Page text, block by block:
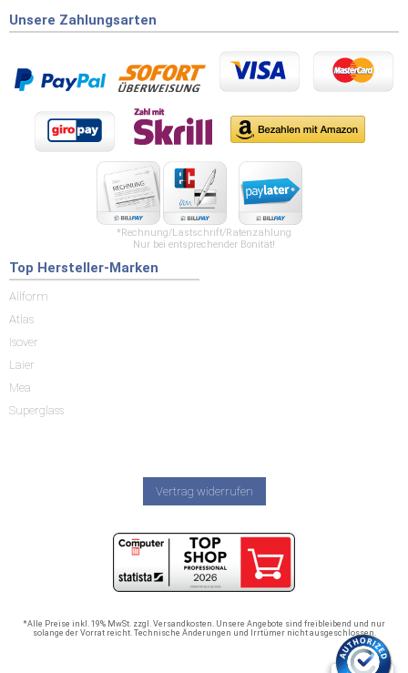
Unsere Zahlungsarten
*Rechnung/Lastschrift/Ratenzahlung
Nur bei entsprechender Bonität!
Top Hersteller-Marken
Allform
Atlas
Isover
Laier
Mea
Superglass
Vertrag widerrufen
*Alle Preise inkl. 19% MwSt. zzgl. Versandkosten. Unsere Angebote sind freibleibend und nur
solange der Vorrat reicht. Technische Änderungen und Irrtümer nicht ausgeschlossen.